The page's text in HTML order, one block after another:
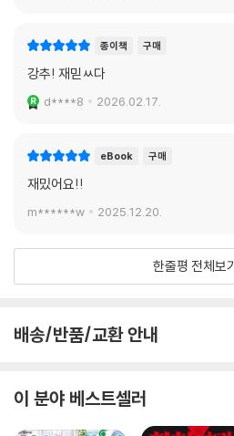
종이책 구매
강추! 재믿ㅆ다
d****8 2026.02.17.
eBook 구매
재밌어요!!
m******w 2025.12.20.
한줄평 전체보기
배송/반품/교환 안내
이 분야 베스트셀러